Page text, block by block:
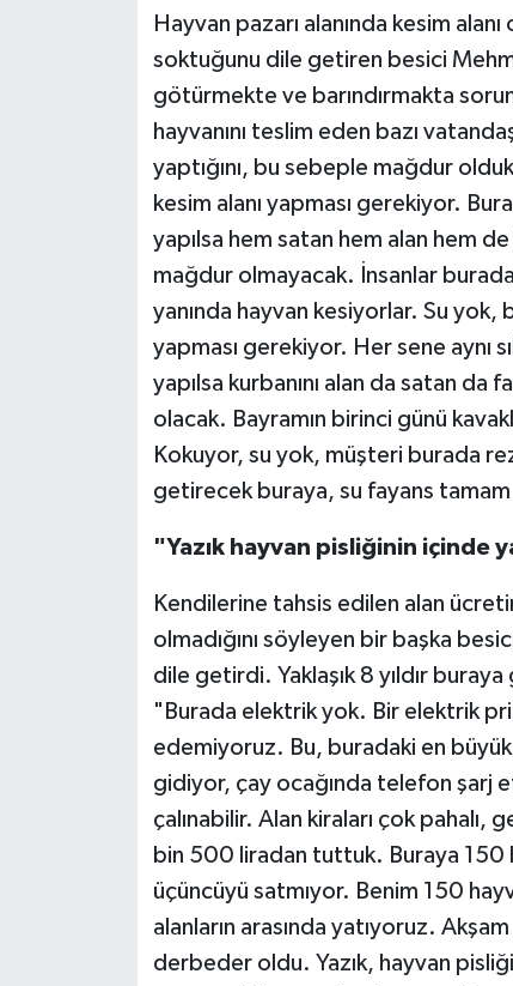
Hayvan pazarı alanında kesim alanı
soktuğunu dile getiren besici
götürmekte ve barındırmakta
hayvanını teslim eden bazı
yaptığını, bu sebeple mağdur
kesim alanı yapması gerekiyor.
yapılsa hem satan hem alan hem
mağdur olmayacak. İnsanlar
yanında hayvan kesiyorlar. Su
yapması gerekiyor. Her sene aynı
yapılsa kurbanını alan da satan
olacak. Bayramın birinci günü
Kokuyor, su yok, müşteri burada
getirecek buraya, su fayans
"Yazık hayvan pisliğinin içinde
Kendilerine tahsis edilen alan
olmadığını söyleyen bir başka
dile getirdi. Yaklaşık 8 yıldır
"Burada elektrik yok. Bir elektrik
edemiyoruz. Bu, buradaki en büyük
gidiyor, çay ocağında telefon şarj
çalınabilir. Alan kiraları çok pahalı,
bin 500 liradan tuttuk. Buraya 150
üçüncüyü satmıyor. Benim 150
alanların arasında yatıyoruz.
derbeder oldu. Yazık, hayvan